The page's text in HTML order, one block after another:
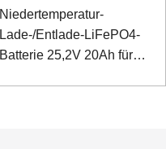
Niedertemperatur-
Lade-/Entlade-LiFePO4-
Batterie 25,2V 20Ah für